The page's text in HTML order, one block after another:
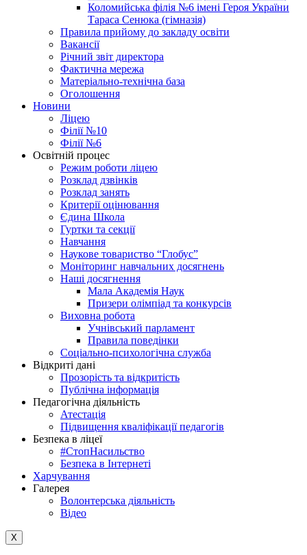
Коломийська філія №6 імені Героя України
Тараса Сенюка (гімназія)
Правила прийому до закладу освіти
Вакансії
Річний звіт директора
Фактична мережа
Матеріально-технічна база
Оголошення
Новини
Ліцею
Філії №10
Філії №6
Освітній процес
Режим роботи ліцею
Розклад дзвінків
Розклад занять
Критерії оцінювання
Єдина Школа
Гуртки та секції
Навчання
Наукове товариство “Глобус”
Моніторинг навчальних досягнень
Наші досягнення
Мала Академія Наук
Призери олімпіад та конкурсів
Виховна робота
Учнівський парламент
Правила поведінки
Соціально-психологічна служба
Відкриті дані
Прозорість та відкритість
Публічна інформація
Педагогічна діяльність
Атестація
Підвищення кваліфікації педагогів
Безпека в ліцеї
#СтопНасильство
Безпека в Інтернеті
Харчування
Галерея
Волонтерська діяльність
Відео
X